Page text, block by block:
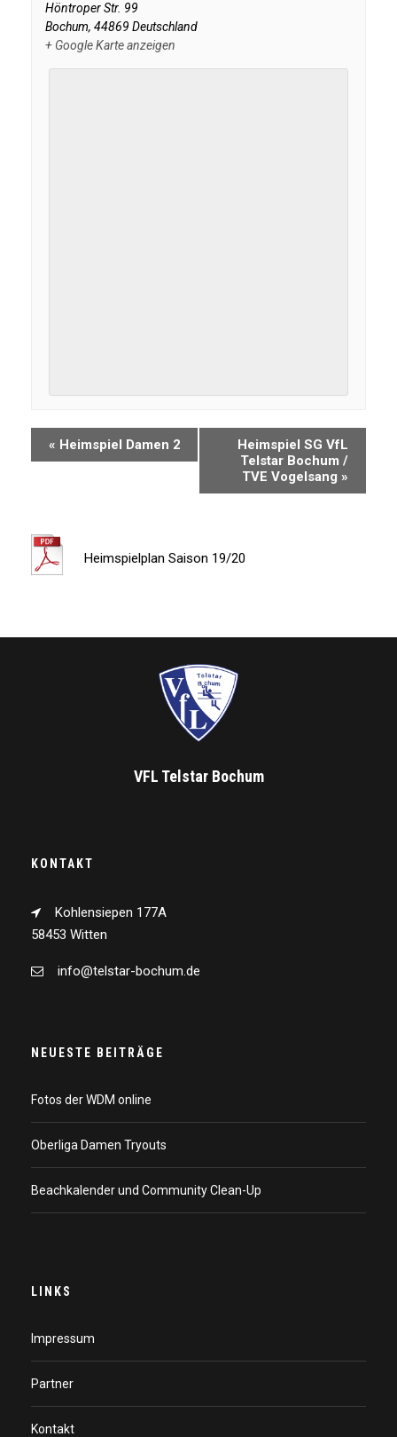
Höntroper Str. 99
Bochum, 44869 Deutschland
+ Google Karte anzeigen
« Heimspiel Damen 2
Heimspiel SG VfL
Telstar Bochum /
TVE Vogelsang »
Heimspielplan Saison 19/20
VFL Telstar Bochum
KONTAKT
Kohlensiepen 177A
58453 Witten
info@telstar-bochum.de
NEUESTE BEITRÄGE
Fotos der WDM online
Oberliga Damen Tryouts
Beachkalender und Community Clean-Up
LINKS
Impressum
Partner
Kontakt